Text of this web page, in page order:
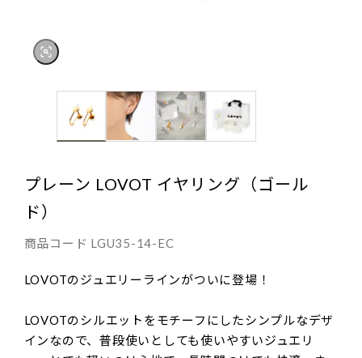
プレーン LOVOT イヤリング（ゴール
ド）
商品コード LGU35-14-EC
LOVOTのジュエリーラインがついに登場！
LOVOTのシルエットをモチーフにしたシンプルなデザ
インなので、普段使いとしても使いやすいジュエリ